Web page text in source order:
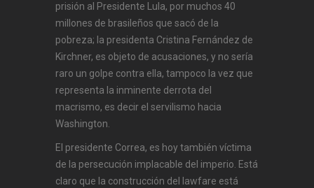
prisión al Presidente Lula, por muchos 40
millones de brasileños que sacó de la
pobreza; la presidenta Cristina Fernández de
Kirchner, es objeto de acusaciones, y no sería
raro un golpe contra ella, tampoco la vez que
representa la inminente derrota del
macrismo, es decir el servilismo hacia
Washington.
El presidente Correa, es hoy también víctima
de la persecución implacable del imperio. Está
claro que la construcción del lawfare está